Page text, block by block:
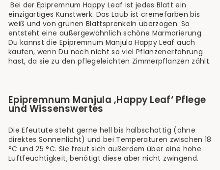
Bei der Epipremnum Happy Leaf ist jedes Blatt ein
einzigartiges Kunstwerk. Das Laub ist cremefarben bis
weiß und von grünen Blattsprenkeln überzogen. So
entsteht eine außergewöhnlich schöne Marmorierung.
Du kannst die Epipremnum Manjula Happy Leaf auch
kaufen, wenn Du noch nicht so viel Pflanzenerfahrung
hast, da sie zu den pflegeleichten Zimmerpflanzen zählt.
Epipremnum Manjula ‚Happy Leaf‘ Pflege
und Wissenswertes
Die Efeutute steht gerne hell bis halbschattig (ohne
direktes Sonnenlicht) und bei Temperaturen zwischen 18
°C und 25 °C. Sie freut sich außerdem über eine hohe
Luftfeuchtigkeit, benötigt diese aber nicht zwingend.